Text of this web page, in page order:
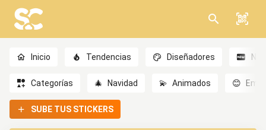
Inicio Tendencias Diseñadores
Categorías 🎄 Navidad 💫 Animados 😊
SUBE TUS STICKERS